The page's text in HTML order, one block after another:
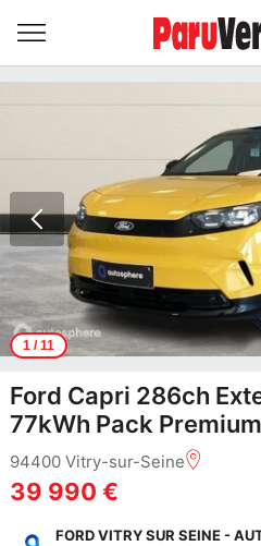
1/ 11
Ford Capri 286ch
77kWh Pack
94400 Vitry-sur-Seine
39 990 €
FORD VITRY SUR SEINE -